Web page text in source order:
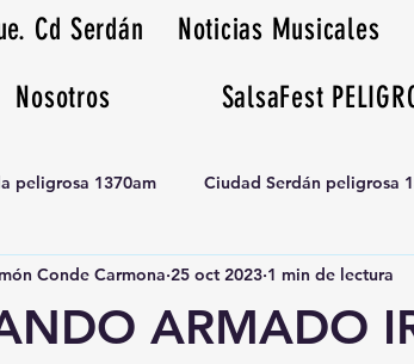
Cd Serdán Noticias Musicales
Nosotros SalsaFest
peligrosa 1370am Ciudad Serdán peligrosa
Tianguis peligrosa 1370am huamantla
ARMADO
Conde Carmona 25 oct 2023 1 min de lectura